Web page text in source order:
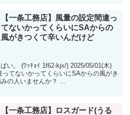
【一条工務店】風量の設定間違っ
てないかってくらいにSAからの
風がきつくて辛いんだけど
ｯﾁｮｲ 1f62-kjx/) 2025/05/01(木)
【一条工務店】ロスガード(うる